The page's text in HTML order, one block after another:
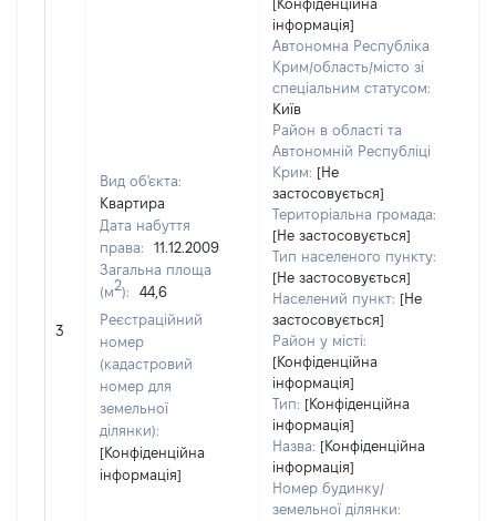
3
Вид об'єкта:
Квартира
Дата набуття
права:
11.12.2009
Загальна площа
(м2):
44,6
Реєстраційний
номер
(кадастровий
номер для
земельної
ділянки):
[Конфіденційна
інформація]
[Конфіденційна
інформація]
Автономна Республіка
Крим/область/місто зі
спеціальним статусом:
Київ
Район в області та
Автономній Республіці
Крим: [Не
застосовується]
Територіальна громада:
[Не застосовується]
Тип населеного пункту:
[Не застосовується]
Населений пункт: [Не
застосовується]
Район у місті:
[Конфіденційна
інформація]
Тип: [Конфіденційна
інформація]
Назва: [Конфіденційна
інформація]
Номер будинку/
земельної ділянки: